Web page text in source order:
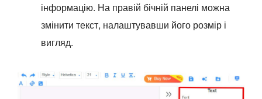
інформацію. На правій бічній панелі можна
змінити текст, налаштувавши його розмір і
вигляд.